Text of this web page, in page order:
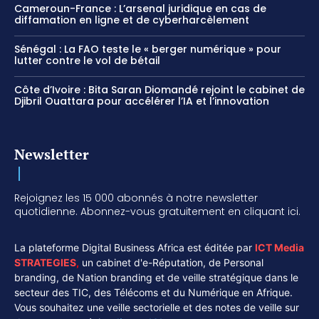
Cameroun-France : L’arsenal juridique en cas de
diffamation en ligne et de cyberharcèlement
Sénégal : La FAO teste le « berger numérique » pour
lutter contre le vol de bétail
Côte d’Ivoire : Bita Saran Diomandé rejoint le cabinet de
Djibril Ouattara pour accélérer l’IA et l’innovation
Newsletter
Rejoignez les 15 000 abonnés à notre newsletter
quotidienne. Abonnez-vous gratuitement en cliquant ici.
La plateforme Digital Business Africa est éditée par ICT Media
STRATEGIES, un cabinet d'e-Réputation, de Personal
branding, de Nation branding et de veille stratégique dans le
secteur des TIC, des Télécoms et du Numérique en Afrique.
Vous souhaitez une veille sectorielle et des notes de veille sur